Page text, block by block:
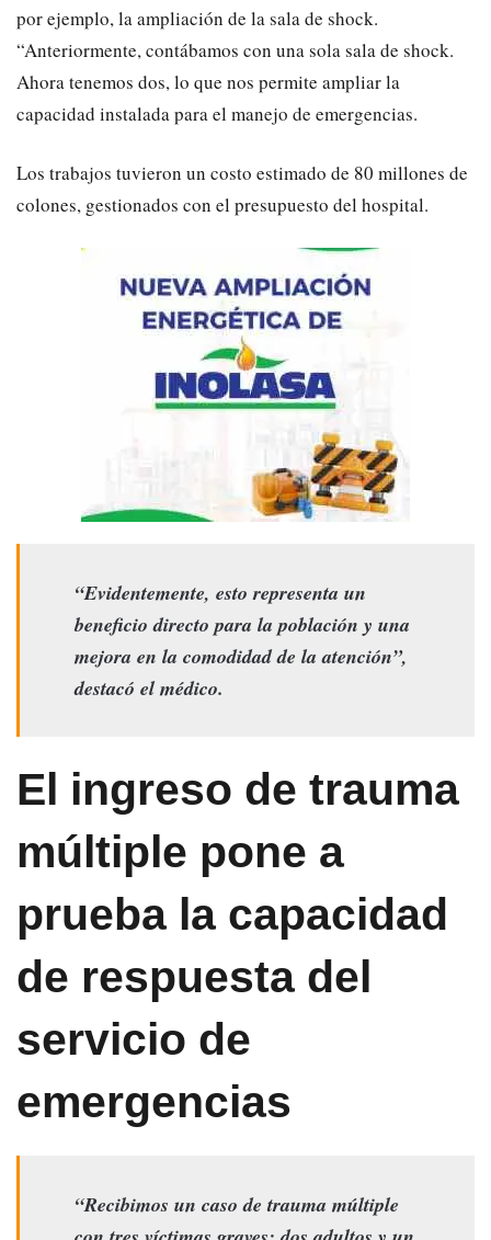
por ejemplo, la ampliación de la sala de shock.
“Anteriormente, contábamos con una sola sala de shock.
Ahora tenemos dos, lo que nos permite ampliar la
capacidad instalada para el manejo de emergencias.
Los trabajos tuvieron un costo estimado de 80 millones de
colones, gestionados con el presupuesto del hospital.
“Evidentemente, esto representa un
beneficio directo para la población y una
mejora en la comodidad de la atención”,
destacó el médico.
El ingreso de trauma
múltiple pone a
prueba la capacidad
de respuesta del
servicio de
emergencias
“Recibimos un caso de trauma múltiple